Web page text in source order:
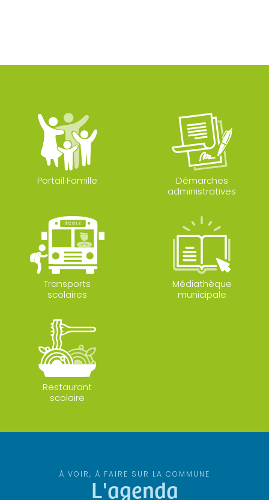
Portail Famille
Démarches
administratives
Transports
scolaires
Médiathèque
municipale
Restaurant
scolaire
À VOIR, À FAIRE SUR LA COMMUNE
L'agenda